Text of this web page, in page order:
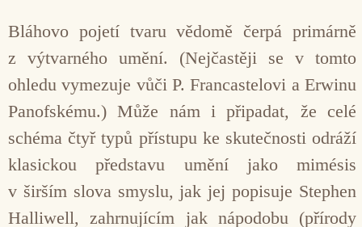
Bláhovo pojetí tvaru vědomě čerpá primárně
z výtvarného umění. (Nejčastěji se v tomto
ohledu vymezuje vůči P. Francastelovi a Erwinu
Panofskému.) Může nám i připadat, že celé
schéma čtyř typů přístupu ke skutečnosti odráží
klasickou představu umění jako mimésis
v širším slova smyslu, jak jej popisuje Stephen
Halliwell, zahrnujícím jak nápodobu (přírody